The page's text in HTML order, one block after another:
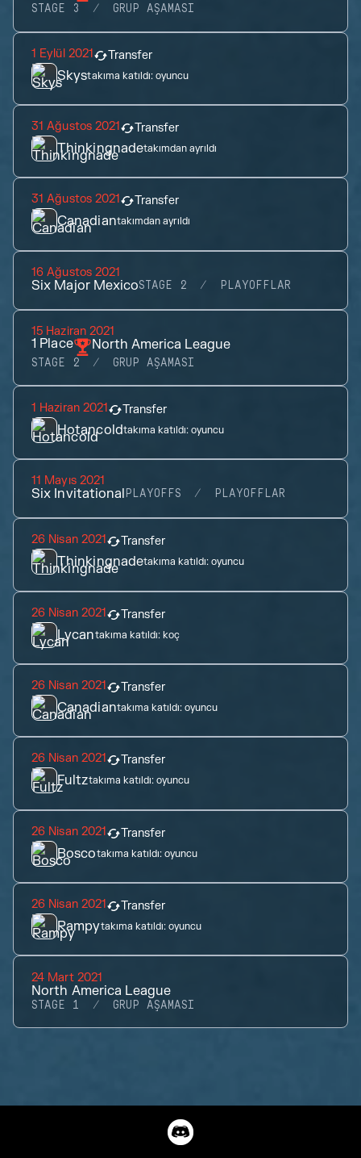
STAGE 3 GRUP AŞAMASI
1 Eylül 2021 Transfer
Skystakıma katıldı: oyuncu
31 Ağustos 2021 Transfer
Thinkingnadetakımdan ayrıldı
31 Ağustos 2021 Transfer
Canadiantakımdan ayrıldı
16 Ağustos 2021
Six Major MexicoSTAGE 2 PLAYOFFLAR
15 Haziran 2021
1 Place North America League
STAGE 2 GRUP AŞAMASI
1 Haziran 2021 Transfer
Hotancoldtakıma katıldı:oyuncu
11 Mayıs 2021
Six InvitationalPLAYOFFS PLAYOFFLAR
26 Nisan 2021 Transfer
Thinkingnadetakıma katıldı:oyuncu
26 Nisan 2021 Transfer
Lycantakıma katıldı:koç
26 Nisan 2021 Transfer
Canadiantakıma katıldı:oyuncu
26 Nisan 2021 Transfer
Fultztakıma katıldı:oyuncu
26 Nisan 2021 Transfer
Boscotakıma katıldı:oyuncu
26 Nisan 2021 Transfer
Rampytakıma katıldı:oyuncu
24 Mart 2021
North America League
STAGE 1 GRUP AŞAMASI